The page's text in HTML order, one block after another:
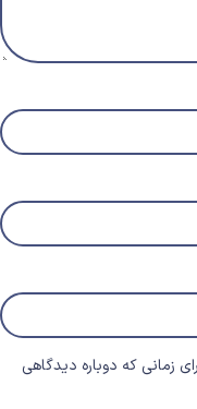
زمانی که دوباره دیدگاهی